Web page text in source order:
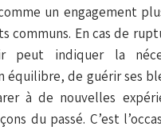
un engagement
communs. En cas de
peut indiquer la
équilibre, de guérir ses
à de nouvelles
du passé. C’est